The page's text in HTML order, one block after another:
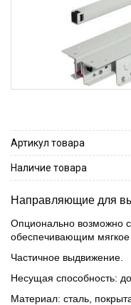
Артикул товара
Наличие товара
Направляющие для
Опционально возможно
обеспечивающим мягкое
Частичное выдвижение.
Несущая способность: до
Материал: сталь,